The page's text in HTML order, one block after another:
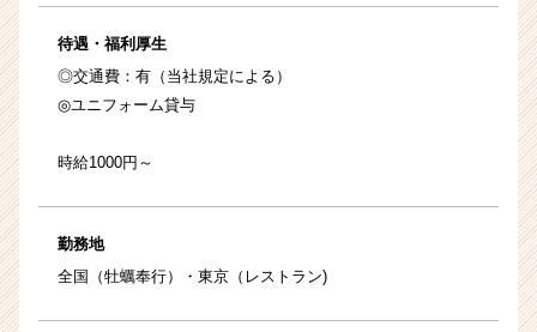
待遇・福利厚生
◎交通費：有（当社規定による）
◎ユニフォーム貸与
時給1000円～
勤務地
全国（牡蠣奉行）・東京（レストラン)